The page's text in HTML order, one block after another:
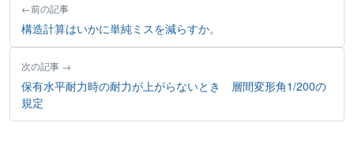
前の記事
構造計算はいかに単純ミスを減らすか。
次の記事
保有水平耐力時の耐力が上がらないとき 層間変形角1/200の
規定